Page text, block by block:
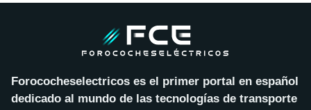
Forococheselectricos es el primer portal en español
dedicado al mundo de las tecnologías de transporte